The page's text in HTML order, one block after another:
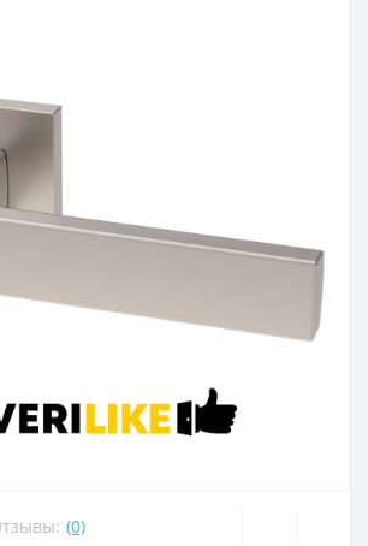
(0)